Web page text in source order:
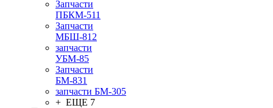
Запчасти
ПБКМ-511
Запчасти
МБШ-812
запчасти
УБМ-85
Запчасти
БМ-831
запчасти БМ-305
+ ЕЩЕ 7